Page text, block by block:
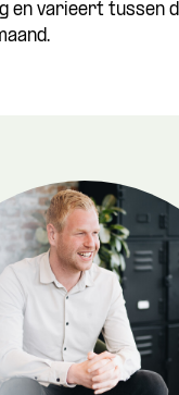
en varieert tussen